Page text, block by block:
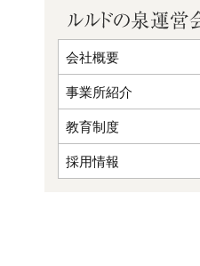
会社概要
事業所紹介
教育制度
採用情報